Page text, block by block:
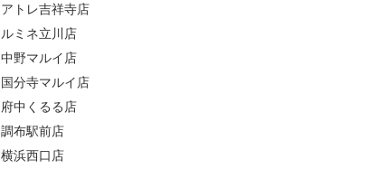
アトレ吉祥寺店
ルミネ立川店
中野マルイ店
国分寺マルイ店
府中くるる店
調布駅前店
横浜西口店